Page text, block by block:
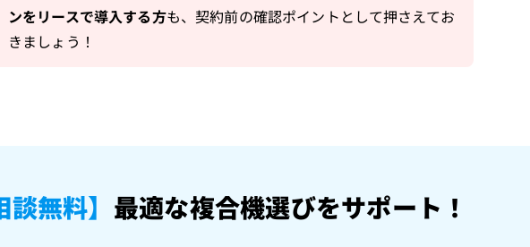
ンをリースで導入する方も、契約前の確認ポイントとして押さえてお
きましょう！
談無料】 最適な複合機選びをサポート！